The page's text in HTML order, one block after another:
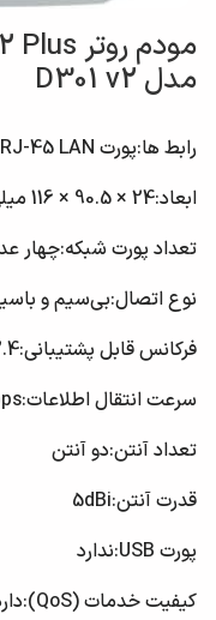
مدل D301 v2
رابط‌‌ ها:پورت RJ-45 LAN / پورت RJ-11
ابعاد:24 × 90.5 × 116 میلی متر
تعداد پورت شبکه:چهار عدد
نوع اتصال:بی‌سیم و
فرکانس قابل پشتیبانی:2.4
سرعت انتقال اطلاعات:
تعداد آنتن:دو آنتن
قدرت آنتن:5dBi
پورت USB:
ندارد
کیفیت خدمات (QoS):